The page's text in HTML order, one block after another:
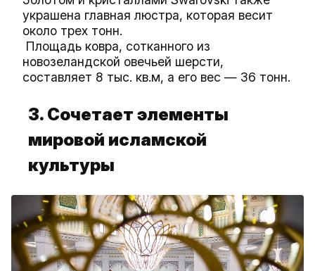
украшена главная люстра, которая весит
около трех тонн.
Площадь ковра, сотканного из
новозеландской овечьей шерсти,
составляет 8 тыс. кв.м, а его вес — 36 тонн.
3. Сочетает элементы
мировой исламской
культуры